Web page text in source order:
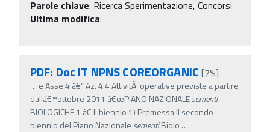
Parole chiave: Ricerca Sperimentazione, Concorsi
Ultima modifica:
PDF: Doc IT NPNS COREORGANIC [7%]
… e Asse 4 â€“ Az. 4.4 AttivitÃ operative previste a partire
dallâ€™ottobre 2011 â€œPIANO NAZIONALEsementi
BIOLOGICHE 1 â€ II biennio 1) Premessa Il secondo
biennio del Piano Nazionale sementiBiolo …